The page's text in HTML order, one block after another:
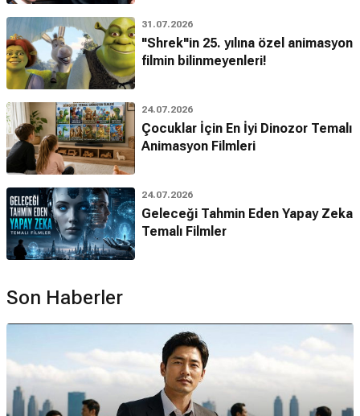
31.07.2026
"Shrek"in 25. yılına özel animasyon
filmin bilinmeyenleri!
24.07.2026
Çocuklar İçin En İyi Dinozor Temalı
Animasyon Filmleri
24.07.2026
Geleceği Tahmin Eden Yapay Zeka
Temalı Filmler
Son Haberler